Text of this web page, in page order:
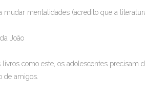
mudar mentalidades (acredito que a
João
livros como este, os adolescentes
de amigos.